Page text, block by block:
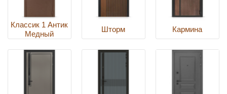
Классик 1 Антик
Медный
Шторм Кармина